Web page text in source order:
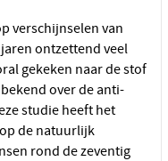
verschijnselen van
ontzettend veel
gekeken naar de stof
over de anti-
studie heeft het
de natuurlijk
rond de zeventig